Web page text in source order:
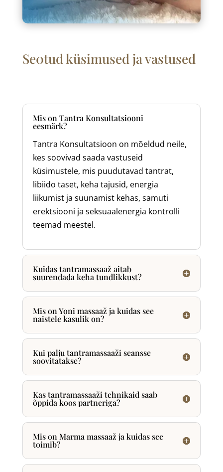
Se0tud küsimused ja vastused
Mis on Tantra Konsultatsiooni
eesmärk?
Tantra Konsultatsioon on mõeldud neile,
kes soovivad saada vastuseid
küsimustele, mis puudutavad tantrat,
libiido taset, keha tajusid, energia
liikumist ja suunamist kehas, samuti
erektsiooni ja seksuaalenergia kontrolli
teemad meestel.
Kuidas tantramassaaž aitab
suurendada keha tundlikkust?
Mis on Yoni massaaž ja kuidas see
naistele kasulik on?
Kui palju tantramassaaži seansse
soovitatakse?
Kas tantramassaaži tehnikaid saab
õppida koos partneriga?
Mis on Marma massaaž ja kuidas see
toimib?